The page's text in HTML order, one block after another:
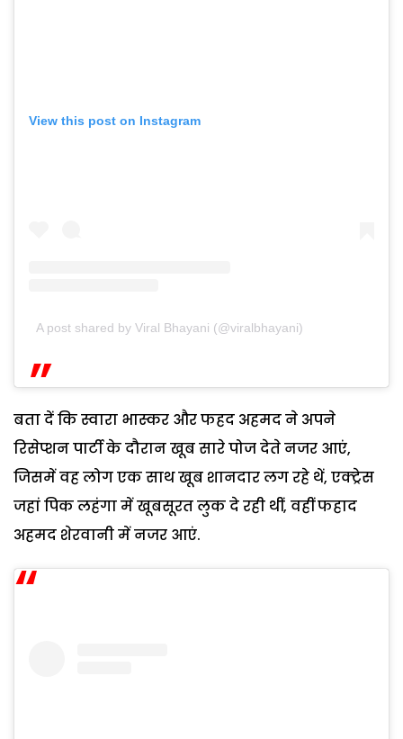
View this post on Instagram
A post shared by Viral Bhayani (@viralbhayani)
बता दें कि स्वारा भास्कर और फहद अहमद ने अपने
रिसेप्शन पार्टी के दौरान खूब सारे पोज देते नजर आएं,
जिसमें वह लोग एक साथ खूब शानदार लग रहे थें, एक्ट्रेस
जहां पिक लहंगा में खूबसूरत लुक दे रही थीं, वहीं फहाद
अहमद शेरवानी में नजर आएं.